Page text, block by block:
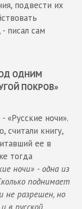
подвести их
писал сам
ОДНИМ
ПОКРОВ»
«Русские ночи».
считали книгу,
ее в
тогда
ночи» - одна из
поднимает
не разрешен, но
в русской